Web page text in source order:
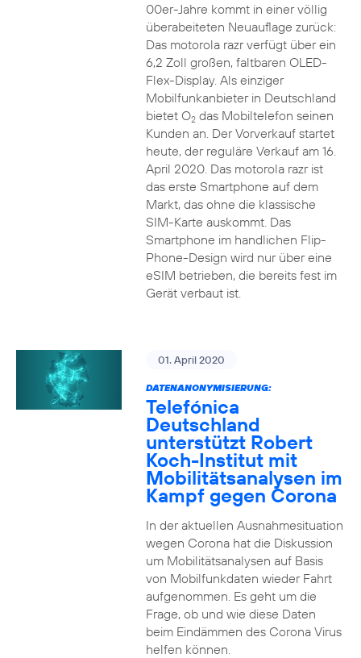
00er-Jahre kommt in einer völlig
überabeiteten Neuauflage zurück:
Das motorola razr verfügt über ein
6,2 Zoll großen, faltbaren OLED-
Flex-Display. Als einziger
Mobilfunkanbieter in Deutschland
bietet O2das Mobiltelefon seinen
Kunden an. Der Vorverkauf startet
heute, der reguläre Verkauf am 16.
April 2020. Das motorola razr ist
das erste Smartphone auf dem
Markt, das ohne die klassische
SIM-Karte auskommt. Das
Smartphone im handlichen Flip-
Phone-Design wird nur über eine
eSIM betrieben, die bereits fest im
Gerät verbaut ist.
01. April 2020
DATENANONYMISIERUNG:
Telefónica
Deutschland
unterstützt Robert
Koch-Institut mit
Mobilitätsanalysen im
Kampf gegen Corona
In der aktuellen Ausnahmesituation
wegen Corona hat die Diskussion
um Mobilitätsanalysen auf Basis
von Mobilfunkdaten wieder Fahrt
aufgenommen. Es geht um die
Frage, ob und wie diese Daten
beim Eindämmen des Corona Virus
helfen können.